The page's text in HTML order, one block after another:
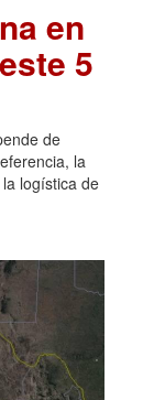
en
5
de
la
logística de